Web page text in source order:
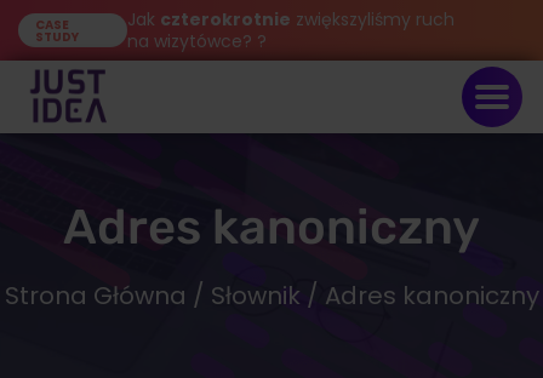
CASE
STUDY
Jak czterokrotnie zwiększyliśmy ruch
na wizytówce? ?
Adres kanoniczny
Strona Główna / Słownik / Adres kanoniczny